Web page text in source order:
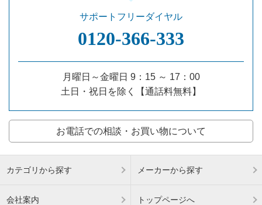
サポートフリーダイヤル
0120‐366‐333
月曜日～金曜日 9：15 ～ 17：00
土日・祝日を除く【通話料無料】
お電話での相談・お買い物について
カテゴリから探す メーカーから探す
会社案内 トップページへ